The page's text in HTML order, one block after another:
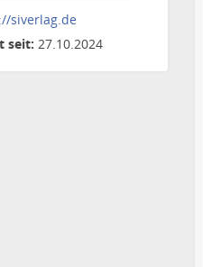
//siverlag.de
seit: 27.10.2024